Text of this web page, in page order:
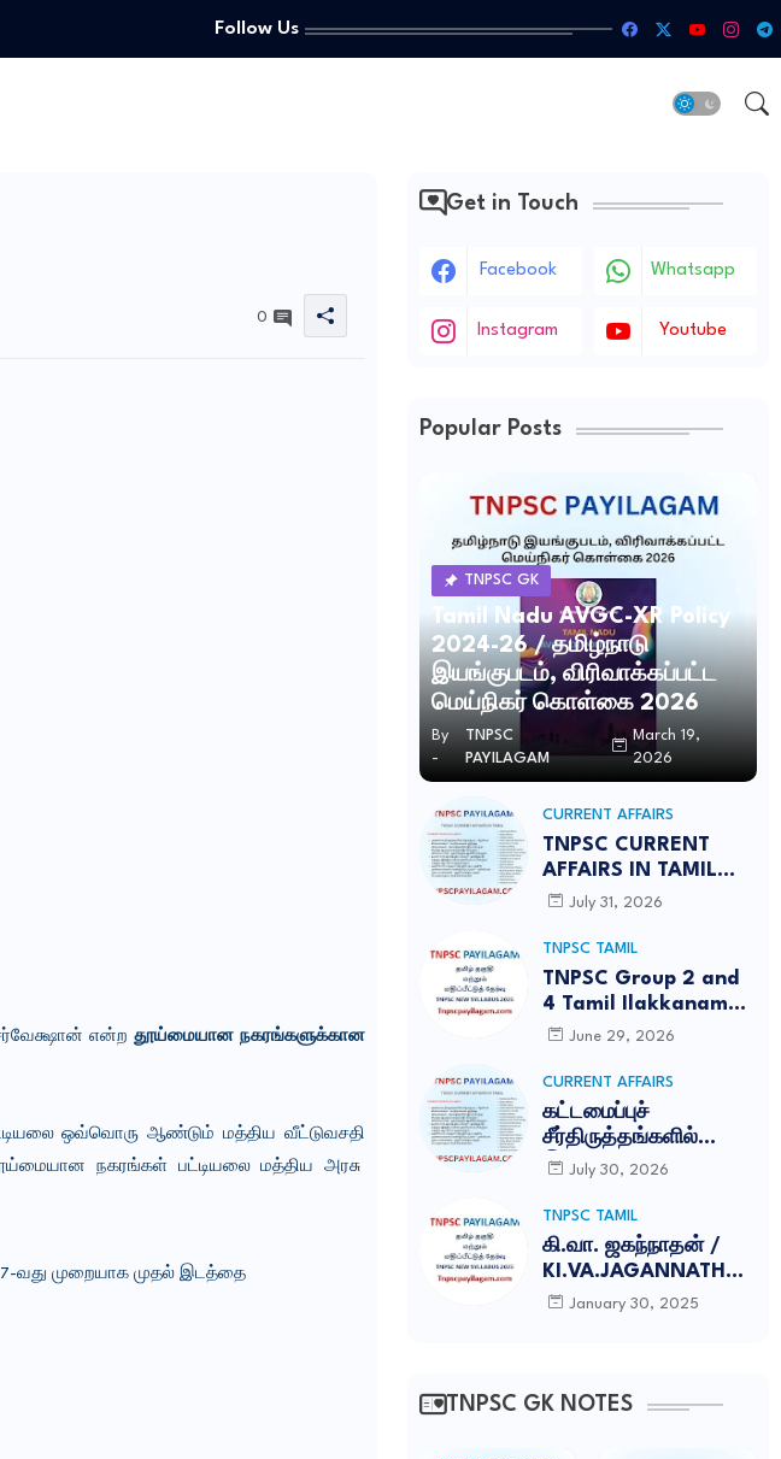
Follow Us
0
என்ற தூய்மையான நகரங்களுக்கான
ஒவ்வொரு ஆண்டும் மத்திய வீட்டுவசதி
நகரங்கள் பட்டியலை மத்திய அரசு
வது முறையாக முதல் இடத்தை
Get in Touch
Facebook Whatsapp
Instagram Youtube
Popular Posts
TNPSC GK
Tamil Nadu AVGC-XR Policy
2024-26 / தமிழ்நாடு
இயங்குபடம், விரிவாக்கப்பட்ட
மெய்நிகர் கொள்கை 2026
By
-
TNPSC
PAYILAGAM
March 19,
2026
CURRENT AFFAIRS
TNPSC CURRENT
AFFAIRS IN TAMIL
JULY 2026-PDF
July 31, 2026
TNPSC TAMIL
TNPSC Group 2 and
4 Tamil Ilakkanam
Notes PDF Free
இலக்கணம் -NEW
SYLLABUS UPDATED
-2026
June 29, 2026
CURRENT AFFAIRS
கட்டமைப்புச்
சீர்திருத்தங்களில்
இந்தியா சாதனை:
அறக்கட்டளை
(Competere
Foundation)
வெளியிட்ட அறிக்கை
July 30, 2026
TNPSC TAMIL
கி.வா. ஜகந்நாதன் /
KI.VA.JAGANNATHAN
TNPSC NOTES
January 30, 2025
TNPSC GK NOTES